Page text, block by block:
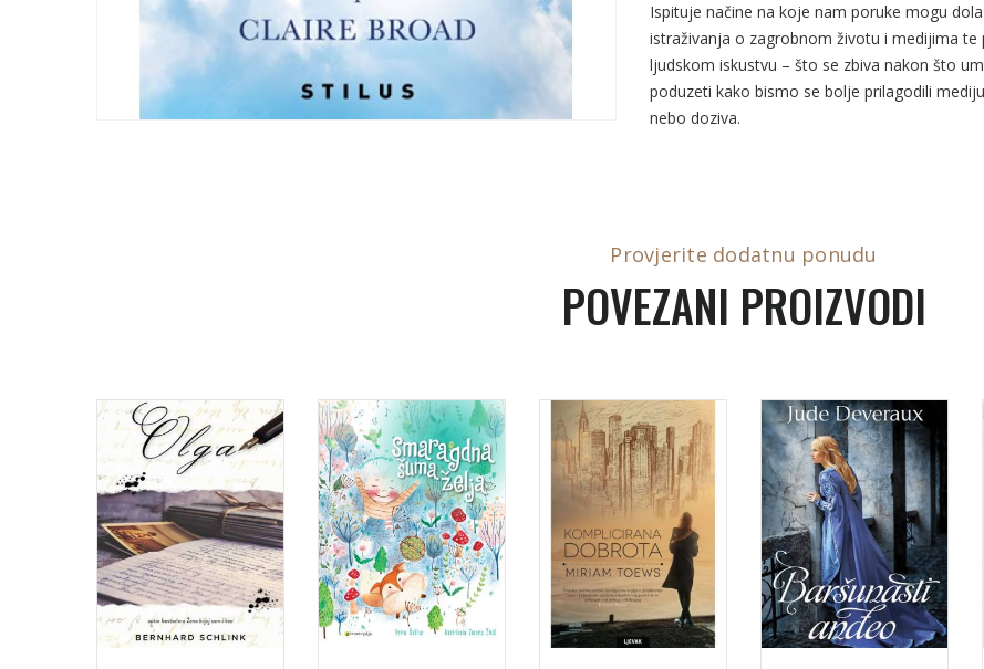
Ispituje načine na koje nam poruke mogu
istraživanja o zagrobnom životu i medijima
ljudskom iskustvu – što se zbiva nakon što
poduzeti kako bismo se bolje prilagodili
nebo doziva.
Provjerite dodatnu ponudu
POVEZANI PROIZVODI